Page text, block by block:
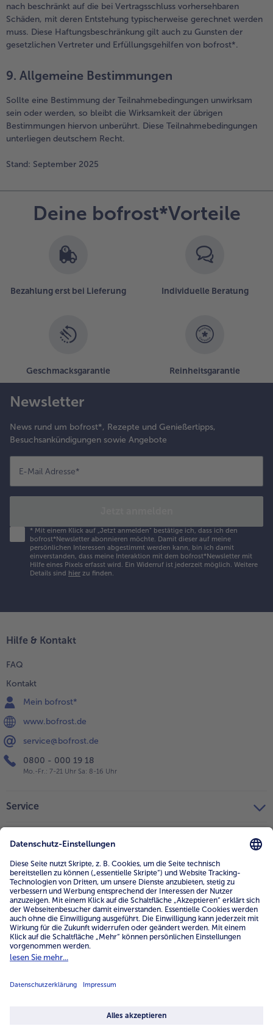
nach beschränkt auf die bei Vertragsschluss vorhersehbaren
Schäden, mit deren Entstehung typischerweise gerechnet werden
muss. Diese Haftungsbeschränkung gilt auch zu Gunsten der
gesetzlichen Vertreter und Erfüllungsgehilfen von bofrost*.
9. Allgemeine Bestimmungen
Sollte eine Bestimmung der Teilnahmebedingungen unwirksam
sein oder werden, so bleibt die Wirksamkeit der übrigen
Bestimmungen hiervon unberührt. Diese Teilnahmebedingungen
unterliegen deutschem Recht.
Stand: September 2025
Deine bofrost*Vorteile
Bezahlung erst bei Lieferung Individuelle Beratung
Geschmacksgarantie Reinheitsgarantie
Newsletter
News rund um bofrost*, Rezepte und Genießertipps,
Besuchsankündigungen sowie Angebote
E-Mail Adresse*
* Mit einem Klick auf „Jetzt anmelden" bestätige ich, dass ich den
bofrost*Newsletter abonnieren möchte. Damit dieser auf meine
persönlichen Interessen abgestimmt werden kann, bin ich damit
einverstanden, dass meine Interaktion mit dem bofrost*Newsletter mit
Hilfe eines Pixels erfasst wird. Ein Widerruf ist jederzeit möglich. Weitere
Details sind hier zu finden.
Hilfe & Kontakt
FAQ
Kontakt
Mein bofrost*
www.bofrost.de
service@bofrost.de
0800 - 000 19 18
Mo.-Fr.: 7-21 Uhr Sa: 8-16 Uhr
Service
Über uns